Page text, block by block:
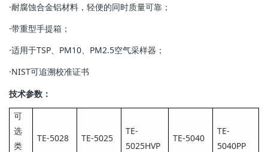
·耐腐蚀合金铝材料，轻便的同时质量可靠；
·带重型手提箱；
·适用于TSP、PM10、PM2.5空气采样器；
·NIST可追溯校准证书
技术参数：
可
选
类
TE-5028 TE-5025
TE-
5025HVP
TE-5040
TE-
5040PP